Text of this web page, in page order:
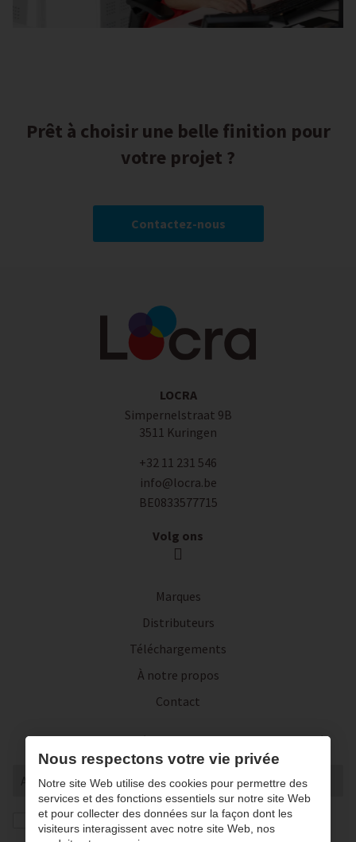
Prêt à choisir une belle finition pour
votre projet ?
Contactez-nous
LOCRA
Simpernelstraat 9B
3511 Kuringen
+32 11 231 546
info@locra.be
BE0833577715
Volg ons
Marques
Distributeurs
Téléchargements
À notre propos
Contact
J’autorise la conversation et le traitement de mes
données conformément à notreprivacy statement
Nous respectons votre vie privée
Notre site Web utilise des cookies pour permettre des
services et des fonctions essentiels sur notre site Web
et pour collecter des données sur la façon dont les
visiteurs interagissent avec notre site Web, nos